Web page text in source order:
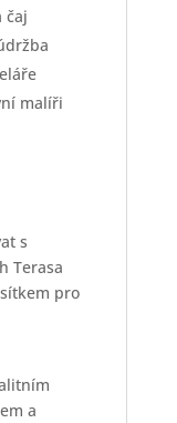
čaj
malíři
s
Terasa
pro
a